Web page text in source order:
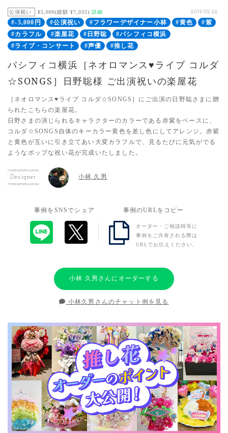
公演祝い ¥5,000(総額 ¥7,035) 詳細 2019.02.22
#-5,000円 #公演祝い #フラワーデザイナー小林 #黄色
#紫
#カラフル
#楽屋花 #日野聡
#パシフィコ横浜
#ライブ・コンサート
#声優 #推し花
パシフィコ横浜［ネオロマンス♥ライブ コルダ
☆SONGS］日野聡様 ご出演祝いの楽屋花
［ネオロマンス♥ライブ コルダ☆SONGS］にご出演の日野聡さまに贈
られたこちらの楽屋花。
日野さまの演じられるキャラクターのカラーである赤紫をベースに、
コルダ☆SONGS自体のキーカラー黄色を差し色にしてアレンジ。赤紫
と黄色が互いに引き立てあい大変カラフルで、見るたびに元気がでる
ようなポップな祝い花が完成いたしました。
Designer 小林 久男
事例をSNSでシェア 事例のURLをコピー
オーダー・ご相談時等に
事例をご共有される際は
URLでお伝えください。
小林 久男さんにオーダーする
小林久男さんのチャット例を見る